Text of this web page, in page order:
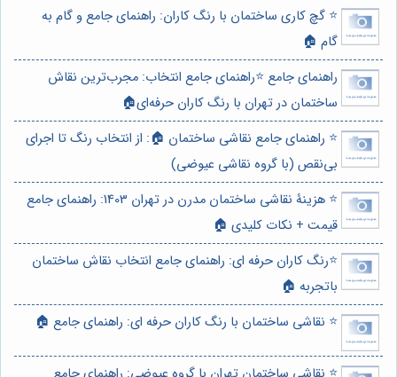
⭐️ گچ کاری ساختمان با رنگ کاران: راهنمای جامع و گام به
گام 🏠
راهنمای جامع ⭐️راهنمای جامع انتخاب: مجرب‌ترین نقاش
ساختمان در تهران با رنگ کاران حرفه‌ای🏠
⭐️ راهنمای جامع نقاشی ساختمان 🏠: از انتخاب رنگ تا اجرای
بی‌نقص (با گروه نقاشی عیوضی)
⭐️ هزینۀ نقاشی ساختمان مدرن در تهران 1403: راهنمای جامع
قیمت + نکات کلیدی 🏠
⭐️رنگ کاران حرفه ای: راهنمای جامع انتخاب نقاش ساختمان
باتجربه 🏠
⭐️ نقاشی ساختمان با رنگ کاران حرفه ای: راهنمای جامع 🏠